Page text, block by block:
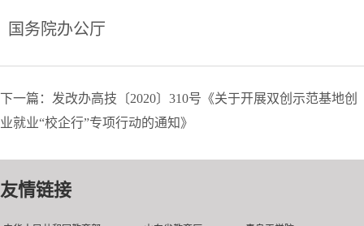
国务院办公厅
下一篇：发改办高技〔2020〕310号《关于开展双创示范基地创
业就业“校企行”专项行动的通知》
友情链接